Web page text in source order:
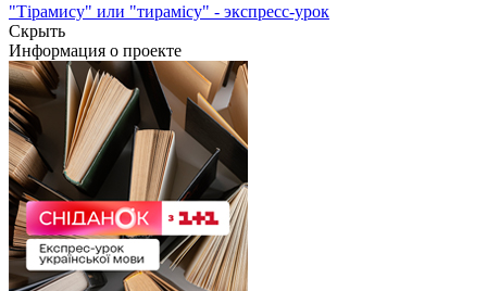
"Тірамису" или "тирамісу" - экспресс-урок
Скрыть
Информация о проекте